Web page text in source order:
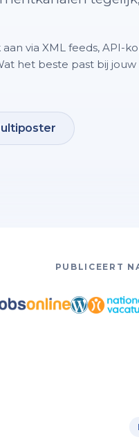
via XML feeds, API-
het beste past bij jouw
PUBLICEERT